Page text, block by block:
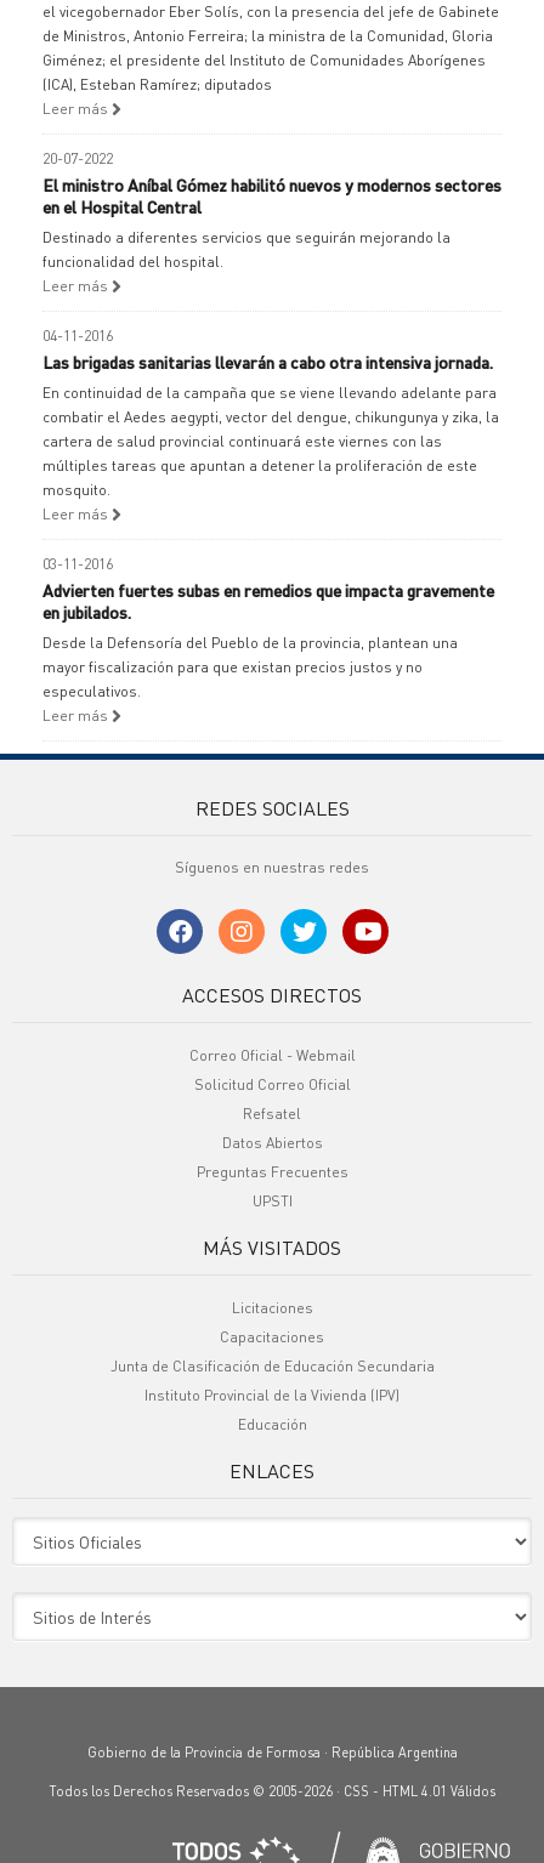
el vicegobernador Eber Solís, con la presencia del jefe de Gabinete
de Ministros, Antonio Ferreira; la ministra de la Comunidad, Gloria
Giménez; el presidente del Instituto de Comunidades Aborígenes
(ICA), Esteban Ramírez; diputados
Leer más
20-07-2022
El ministro Aníbal Gómez habilitó nuevos y modernos sectores
en el Hospital Central
Destinado a diferentes servicios que seguirán mejorando la
funcionalidad del hospital.
Leer más
04-11-2016
Las brigadas sanitarias llevarán a cabo otra intensiva jornada.
En continuidad de la campaña que se viene llevando adelante para
combatir el Aedes aegypti, vector del dengue, chikungunya y zika, la
cartera de salud provincial continuará este viernes con las
múltiples tareas que apuntan a detener la proliferación de este
mosquito.
Leer más
03-11-2016
Advierten fuertes subas en remedios que impacta gravemente
en jubilados.
Desde la Defensoría del Pueblo de la provincia, plantean una
mayor fiscalización para que existan precios justos y no
especulativos.
Leer más
REDES SOCIALES
Síguenos en nuestras redes
ACCESOS DIRECTOS
Correo Oficial - Webmail
Solicitud Correo Oficial
Refsatel
Datos Abiertos
Preguntas Frecuentes
UPSTI
MÁS VISITADOS
Licitaciones
Capacitaciones
Junta de Clasificación de Educación Secundaria
Instituto Provincial de la Vivienda (IPV)
Educación
ENLACES
Gobierno de la Provincia de Formosa · República Argentina
Todos los Derechos Reservados © 2005-2026 · CSS - HTML 4.01 Válidos